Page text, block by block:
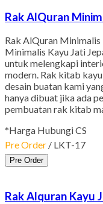
Rak AlQuran
Rak AlQuran Minimalis
Minimalis Kayu Jati
untuk melengkapi
modern. Rak kitab
desain buatan kami
hanya dibuat jika ada
pembuatan rak kitab
*Harga Hubungi CS
Pre Order / LKT-17
Pre Order
Rak Alquran Kayu